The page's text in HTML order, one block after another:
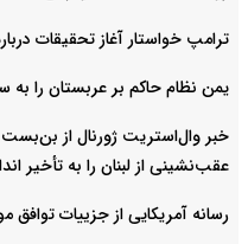
ترامپ خواستار آغاز تحقیقات
یمن نظام حاکم بر عربستان را به
خبر وال‌استریت ژورنال از
عقب‌نشینی از لبنان را به تأخیر
رسانه آمریکایی از جزییات توافق